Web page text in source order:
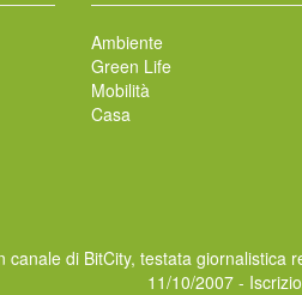
Ambiente
Green Life
Mobilità
Casa
canale di BitCity, testata giornalistica
11/10/2007 -